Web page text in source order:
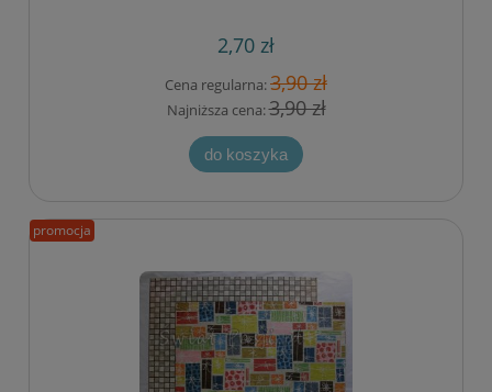
2,70 zł
Cena regularna:3,90 zł
Najniższa cena:3,90 zł
do koszyka
promocja